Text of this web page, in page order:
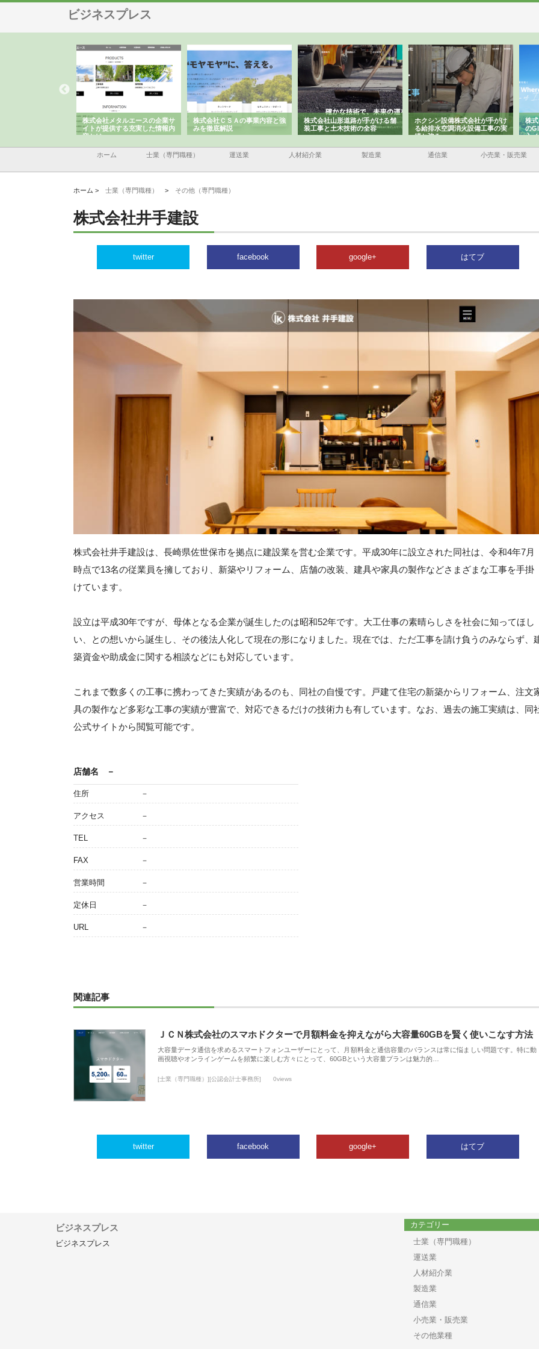
ビジネスプレス
株式会社ＣＳＡの事業内容と強
みを徹底解説
株式会社山形道路が手がける舗
装工事と土木技術の全容
ホクシン設備株式会社が手がけ
る給排水空調消火設備工事の実
績と強み
株式会社東京シー・エム・シー
のGISインフラ管理システム導
入メリット
株
か
由
ホーム 士業（専門職種） 運送業 人材紹介業 製造業 通信業 小売業・販売業
ホーム > 士業（専門職種） > その他（専門職種）
株式会社井手建設
twitter facebook google+ はてブ
株式会社井手建設は、長崎県佐世保市を拠点に建設業を営む企業です。平成30年に設立された同社は、令和4年7月
時点で13名の従業員を擁しており、新築やリフォーム、店舗の改装、建具や家具の製作などさまざまな工事を手掛
けています。
設立は平成30年ですが、母体となる企業が誕生したのは昭和52年です。大工仕事の素晴らしさを社会に知ってほし
い、との想いから誕生し、その後法人化して現在の形になりました。現在では、ただ工事を請け負うのみならず、
築資金や助成金に関する相談などにも対応しています。
これまで数多くの工事に携わってきた実績があるのも、同社の自慢です。戸建て住宅の新築からリフォーム、注文
具の製作など多彩な工事の実績が豊富で、対応できるだけの技術力も有しています。なお、過去の施工実績は、同
公式サイトから閲覧可能です。
店舗名 －
住所 －
アクセス －
TEL －
FAX －
営業時間 －
定休日 －
URL －
関連記事
ＪＣＮ株式会社のスマホドクターで月額料金を抑えながら大容量60GBを賢く使いこなす方法
大容量データ通信を求めるスマートフォンユーザーにとって、月額料金と通信容量のバランスは常に悩ましい問題です。特に動
画視聴やオンラインゲームを頻繁に楽しむ方々にとって、60GBという大容量プランは魅力的…
[士業（専門職種）][公認会計士事務所] 0views
twitter facebook google+ はてブ
ビジネスプレス
ビジネスプレス
カテゴリー
士業（専門職種）
運送業
人材紹介業
製造業
通信業
小売業・販売業
その他業種